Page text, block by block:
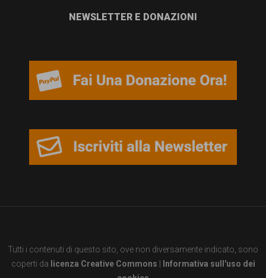
NEWSLETTER E DONAZIONI
Tutti i contenuti di questo sito, ove non diversamente indicato, sono
coperti da licenza Creative Commons
Informativa sull'uso dei